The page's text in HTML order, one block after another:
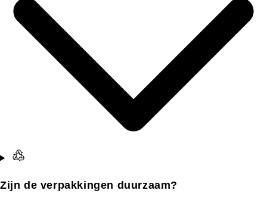
Zijn de verpakkingen duurzaam?